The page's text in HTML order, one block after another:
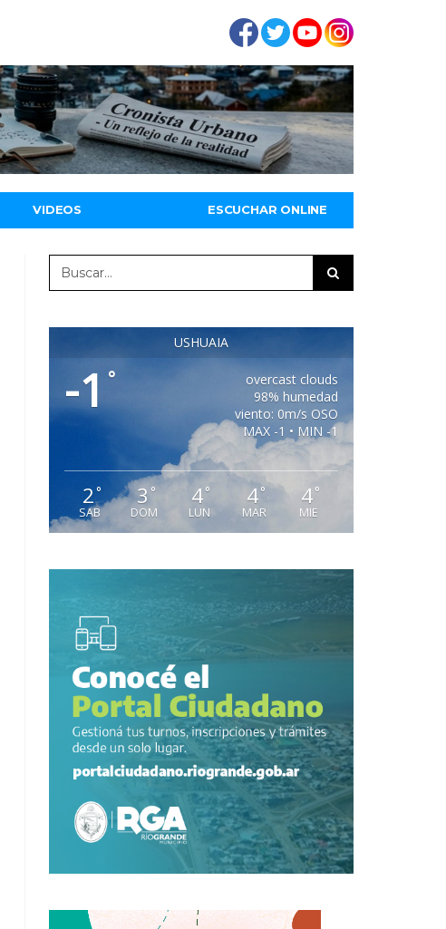
VIDEOS ESCUCHAR ONLINE
USHUAIA
-1°
overcast clouds
98% humedad
viento: 0m/s OSO
MAX -1 • MIN -1
2°
SAB
3 °
DOM
4°
LUN
4°
MAR
4°
MIE